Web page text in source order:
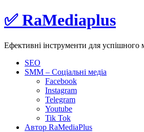
Skip
to
✅ RaMediaplus
Ефективні інструменти для успішного
SEO
SMM – Соціальні медіа
Facebook
Instagram
Telegram
Youtube
Tik Tok
Автор RaMediaPlus